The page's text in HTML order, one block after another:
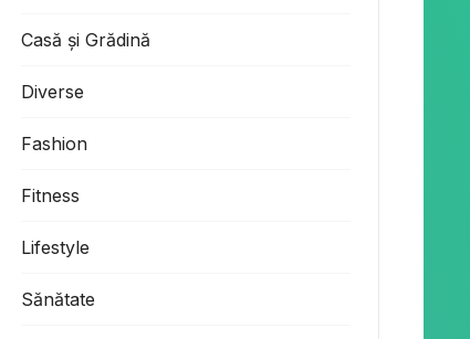
Casă și Grădină
Diverse
Fashion
Fitness
Lifestyle
Sănătate